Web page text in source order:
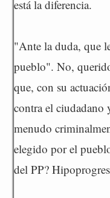
está la diferencia.
"Ante la duda, que
pueblo". No,
que, con su
contra el
menudo
elegido por el
del PP?